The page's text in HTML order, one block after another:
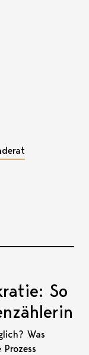
So
Was